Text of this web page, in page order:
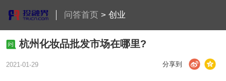
问答首页> 创业
杭州化妆品批发市场在哪里?
2021-01-29 分享到